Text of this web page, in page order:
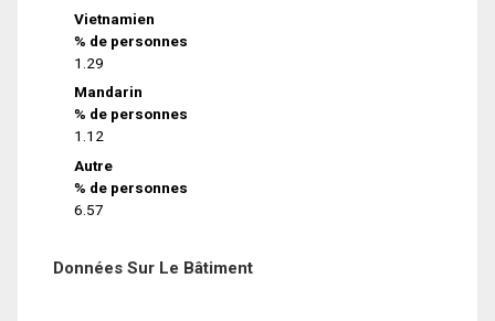
Vietnamien
% de personnes
1.29
Mandarin
% de personnes
1.12
Autre
% de personnes
6.57
Données Sur Le Bâtiment